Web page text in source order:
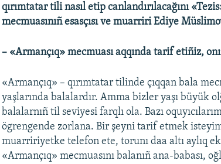
qırımtatar tili nasıl etip canlandırılacağını
mecmuasınıñ esasçısı ve muarriri Ediye
– «Armançıq» mecmuası aqqında tarif etiñiz,
«Armançıq» – qırımtatar tilinde çıqqan bala
yaşlarında balalardır. Amma bizler yaşı büyük
balalarnıñ til seviyesi farqlı ola. Bazı
ögrengende zorlana. Bir şeyni tarif etmek
muarririyetke telefon ete, torunı daa altı aylıq
«Armançıq» mecmuasını balanıñ ana-babası,